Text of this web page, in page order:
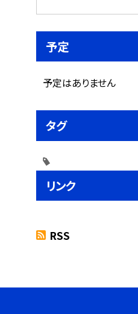
予定
予定はありません
タグ
リンク
RSS